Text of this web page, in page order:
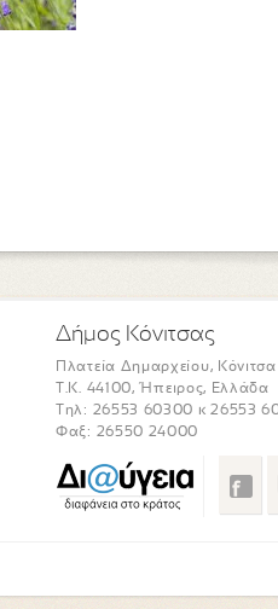
Δήμος Κόνιτσας
Πλατεία Δημαρχείου, Κόνιτσα
Τ.Κ. 44100, Ήπειρος, Ελλάδα
Τηλ: 26553 60300 κ 26553
Φαξ: 26550 24000